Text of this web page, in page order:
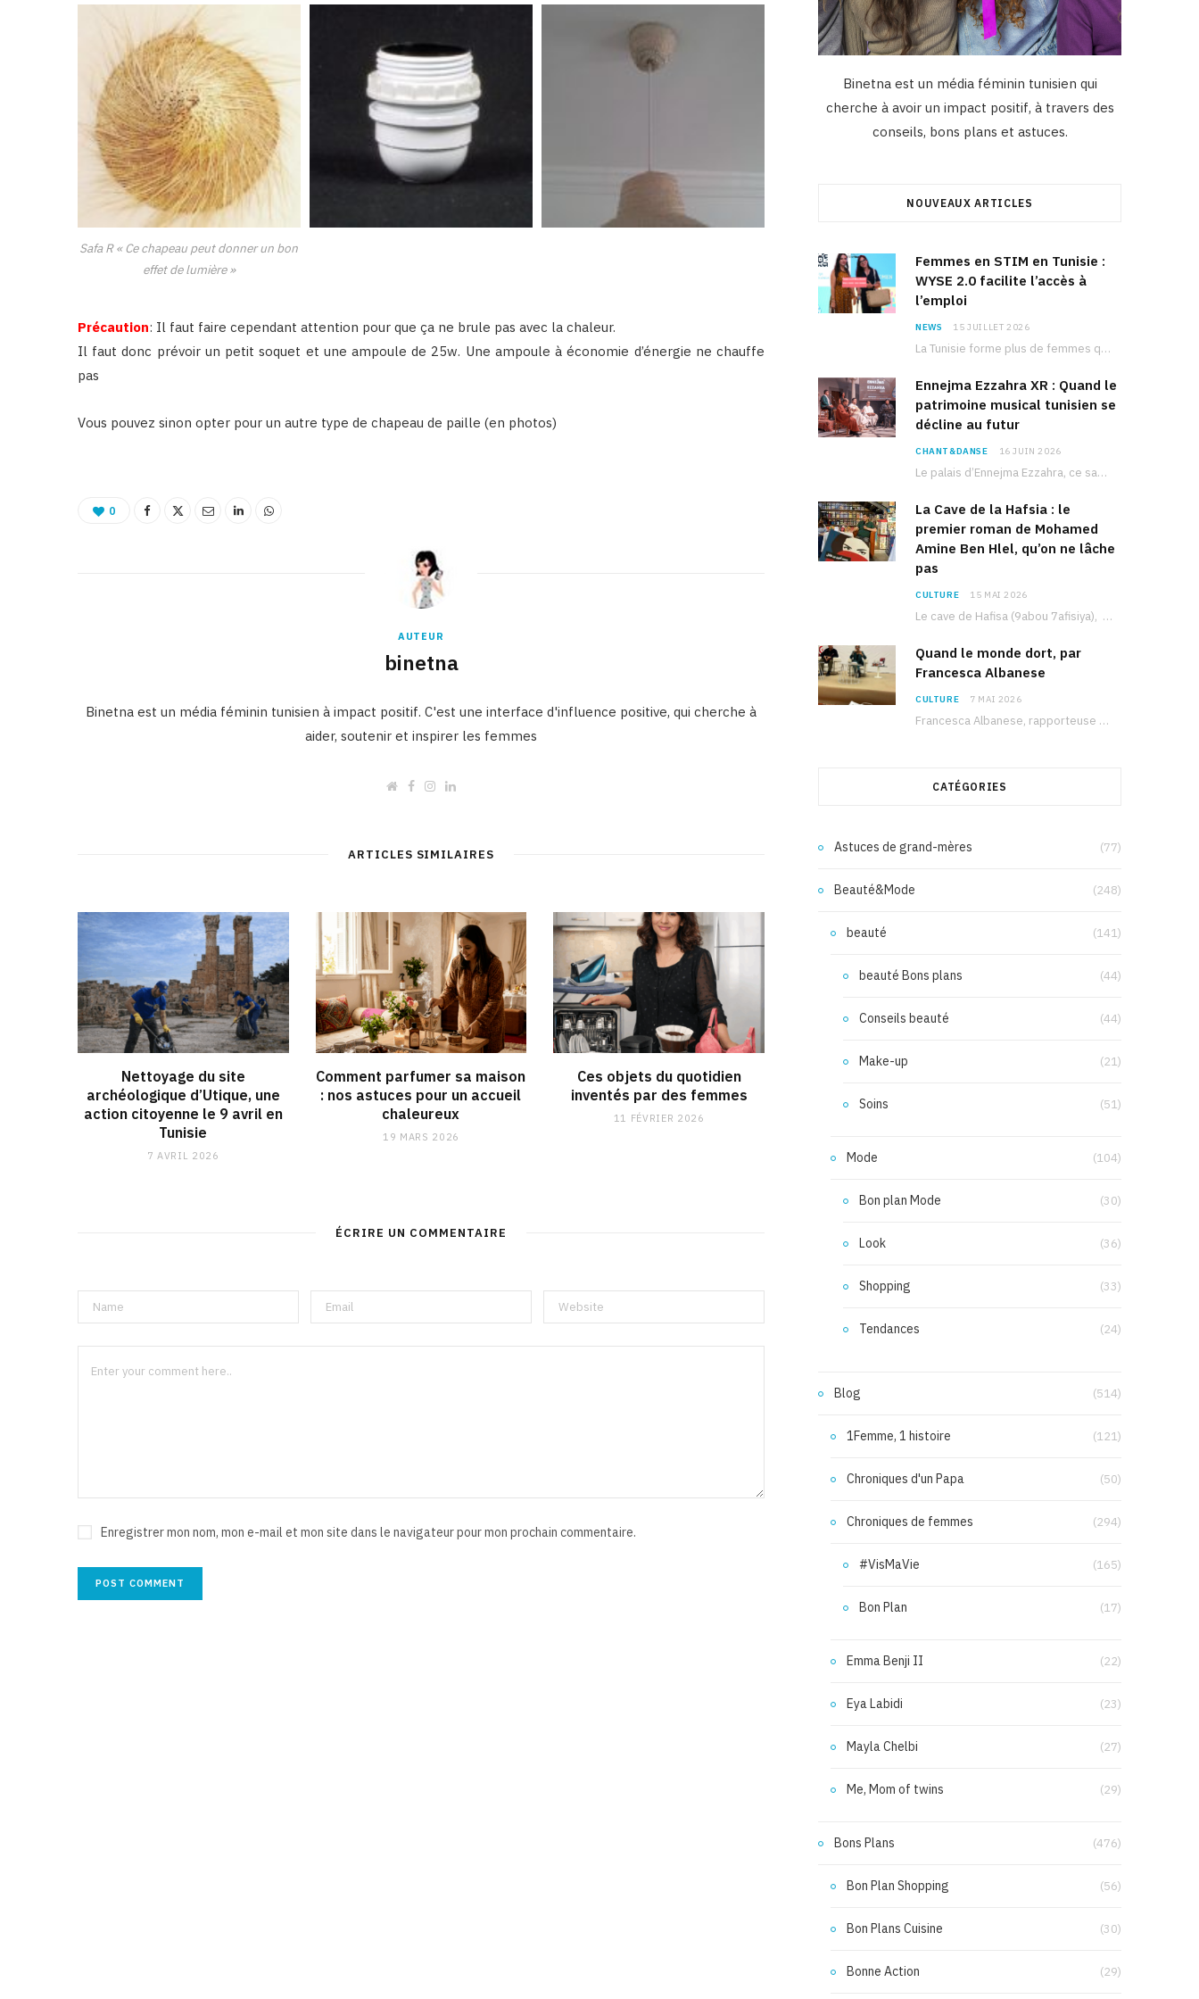
Safa R « Ce chapeau peut donner un bon
effet de lumière »
Précaution: Il faut faire cependant attention pour que ça ne brule pas avec la chaleur.
Il faut donc prévoir un petit soquet et une ampoule de 25w. Une ampoule à économie d’énergie ne chauffe
pas
Vous pouvez sinon opter pour un autre type de chapeau de paille (en photos)
0
AUTEUR
binetna
Binetna est un média féminin tunisien à impact positif. C'est une interface d'influence positive, qui cherche à
aider, soutenir et inspirer les femmes
W
t
e
F
o
o
I
g
r
L
d
I
ARTICLES SIMILAIRES
Nettoyage du site
archéologique d’Utique, une
action citoyenne le 9 avril en
Tunisie
7 AVRIL 2026
Comment parfumer sa maison
: nos astuces pour un accueil
chaleureux
19 MARS 2026
Ces objets du quotidien
inventés par des femmes
11 FÉVRIER 2026
ÉCRIRE UN COMMENTAIRE
Enregistrer mon nom, mon e-mail et mon site dans le navigateur pour mon prochain commentaire.
Binetna est un média féminin tunisien qui
cherche à avoir un impact positif, à travers des
conseils, bons plans et astuces.
NOUVEAUX ARTICLES
Femmes en STIM en Tunisie :
WYSE 2.0 facilite l’accès à
l’emploi
NEWS 15 JUILLET 2026
La Tunisie forme plus de femmes que d’hommes dans les filières scientifiques. Pourtant, pour beaucoup…
Ennejma Ezzahra XR : Quand le
patrimoine musical tunisien se
décline au futur
CHANT&DANSE 16 JUIN 2026
Le palais d’Ennejma Ezzahra, ce sanctuaire de la musique tunisienne et méditerranéenne construit par le…
La Cave de la Hafsia : le
premier roman de Mohamed
Amine Ben Hlel, qu’on ne lâche
pas
CULTURE 15 MAI 2026
Le cave de Hafisa (9abou 7afisiya), premier roman du journaliste tunisien Mohamed Amine Ben Hlel,…
Quand le monde dort, par
Francesca Albanese
CULTURE 7 MAI 2026
Francesca Albanese, rapporteuse spéciale de l’ONU sur les territoires palestiniens occupés, était à Tunis pour…
CATÉGORIES
Astuces de grand-mères (77)
Beauté&Mode (248)
beauté (141)
beauté Bons plans (44)
Conseils beauté (44)
Make-up (21)
Soins (51)
Mode (104)
Bon plan Mode (30)
Look (36)
Shopping (33)
Tendances (24)
Blog (514)
1Femme, 1 histoire (121)
Chroniques d'un Papa (50)
Chroniques de femmes (294)
#VisMaVie (165)
Bon Plan (17)
Emma Benji II (22)
Eya Labidi (23)
Mayla Chelbi (27)
Me, Mom of twins (29)
Bons Plans (476)
Bon Plan Shopping (56)
Bon Plans Cuisine (30)
Bonne Action (29)